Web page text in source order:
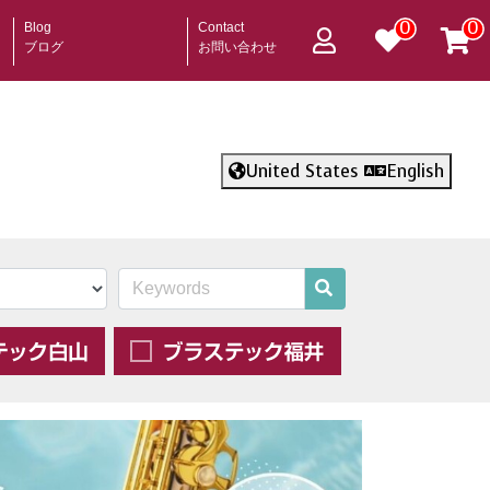
Blog
ブログ
Contact
お問い合わせ
0 0
United States English